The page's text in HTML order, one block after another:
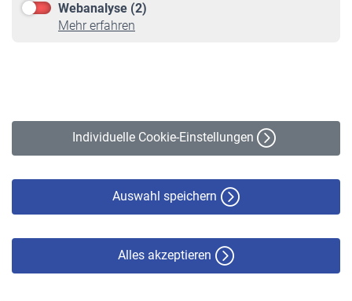
Webanalyse (2)
Mehr erfahren
Individuelle Cookie-Einstellungen
Auswahl speichern
Alles akzeptieren
Online-Rechner
VBLnewsletter
Erklärung zur Barrierefreiheit
© VBL 2026